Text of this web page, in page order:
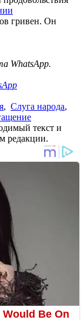
гривен. Он
WhatsApp.
, Слуга народа,
текст и
редакции.